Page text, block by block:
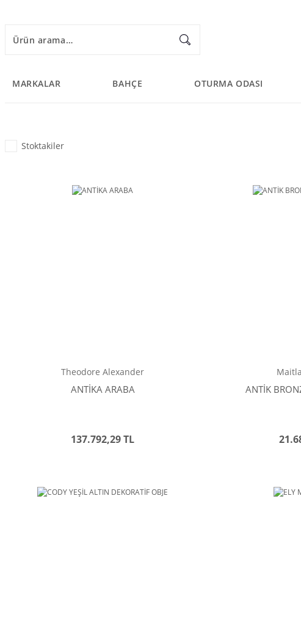
MARKALAR BAHÇE OTURMA ODASI
Stoktakiler
Theodore Alexander
ANTİKA ARABA
137.792,29 TL
ANTİK